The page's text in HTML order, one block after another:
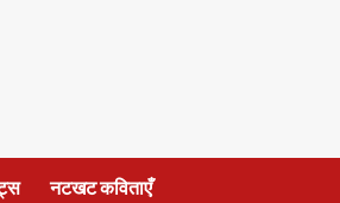
नटखट कविताएँ